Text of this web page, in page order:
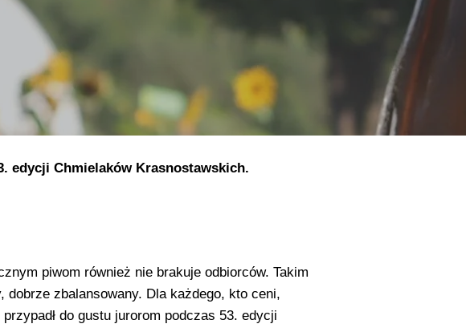
edycji Chmielaków Krasnostawskich.
piwom również nie brakuje odbiorców. Takim
zbalansowany. Dla każdego, kto ceni,
do gustu jurorom podczas 53. edycji